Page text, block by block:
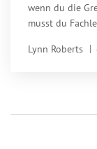
wenn du die
musst du
verlieren als zu
Lynn Roberts